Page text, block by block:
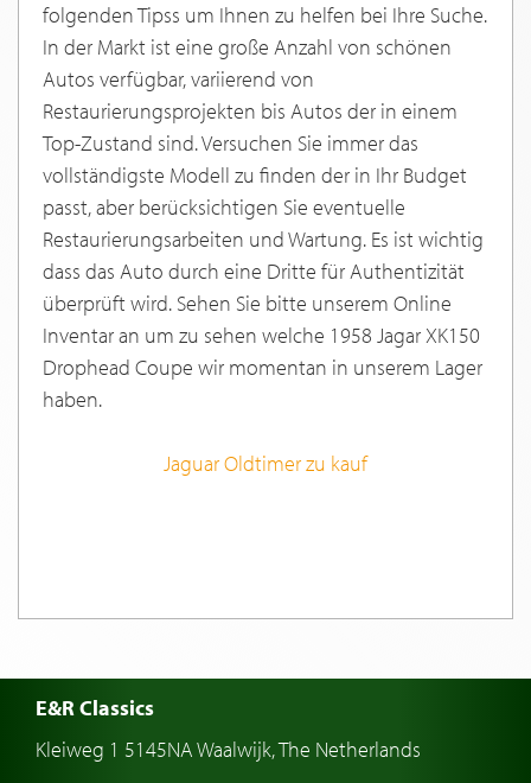
folgenden Tipss um Ihnen zu helfen bei Ihre Suche.
In der Markt ist eine große Anzahl von schönen
Autos verfügbar, variierend von
Restaurierungsprojekten bis Autos der in einem
Top-Zustand sind. Versuchen Sie immer das
vollständigste Modell zu finden der in Ihr Budget
passt, aber berücksichtigen Sie eventuelle
Restaurierungsarbeiten und Wartung. Es ist wichtig
dass das Auto durch eine Dritte für Authentizität
überprüft wird. Sehen Sie bitte unserem Online
Inventar an um zu sehen welche 1958 Jagar XK150
Drophead Coupe wir momentan in unserem Lager
haben.
Jaguar Oldtimer zu kauf
E&R Classics
Kleiweg 1 5145NA Waalwijk, The Netherlands